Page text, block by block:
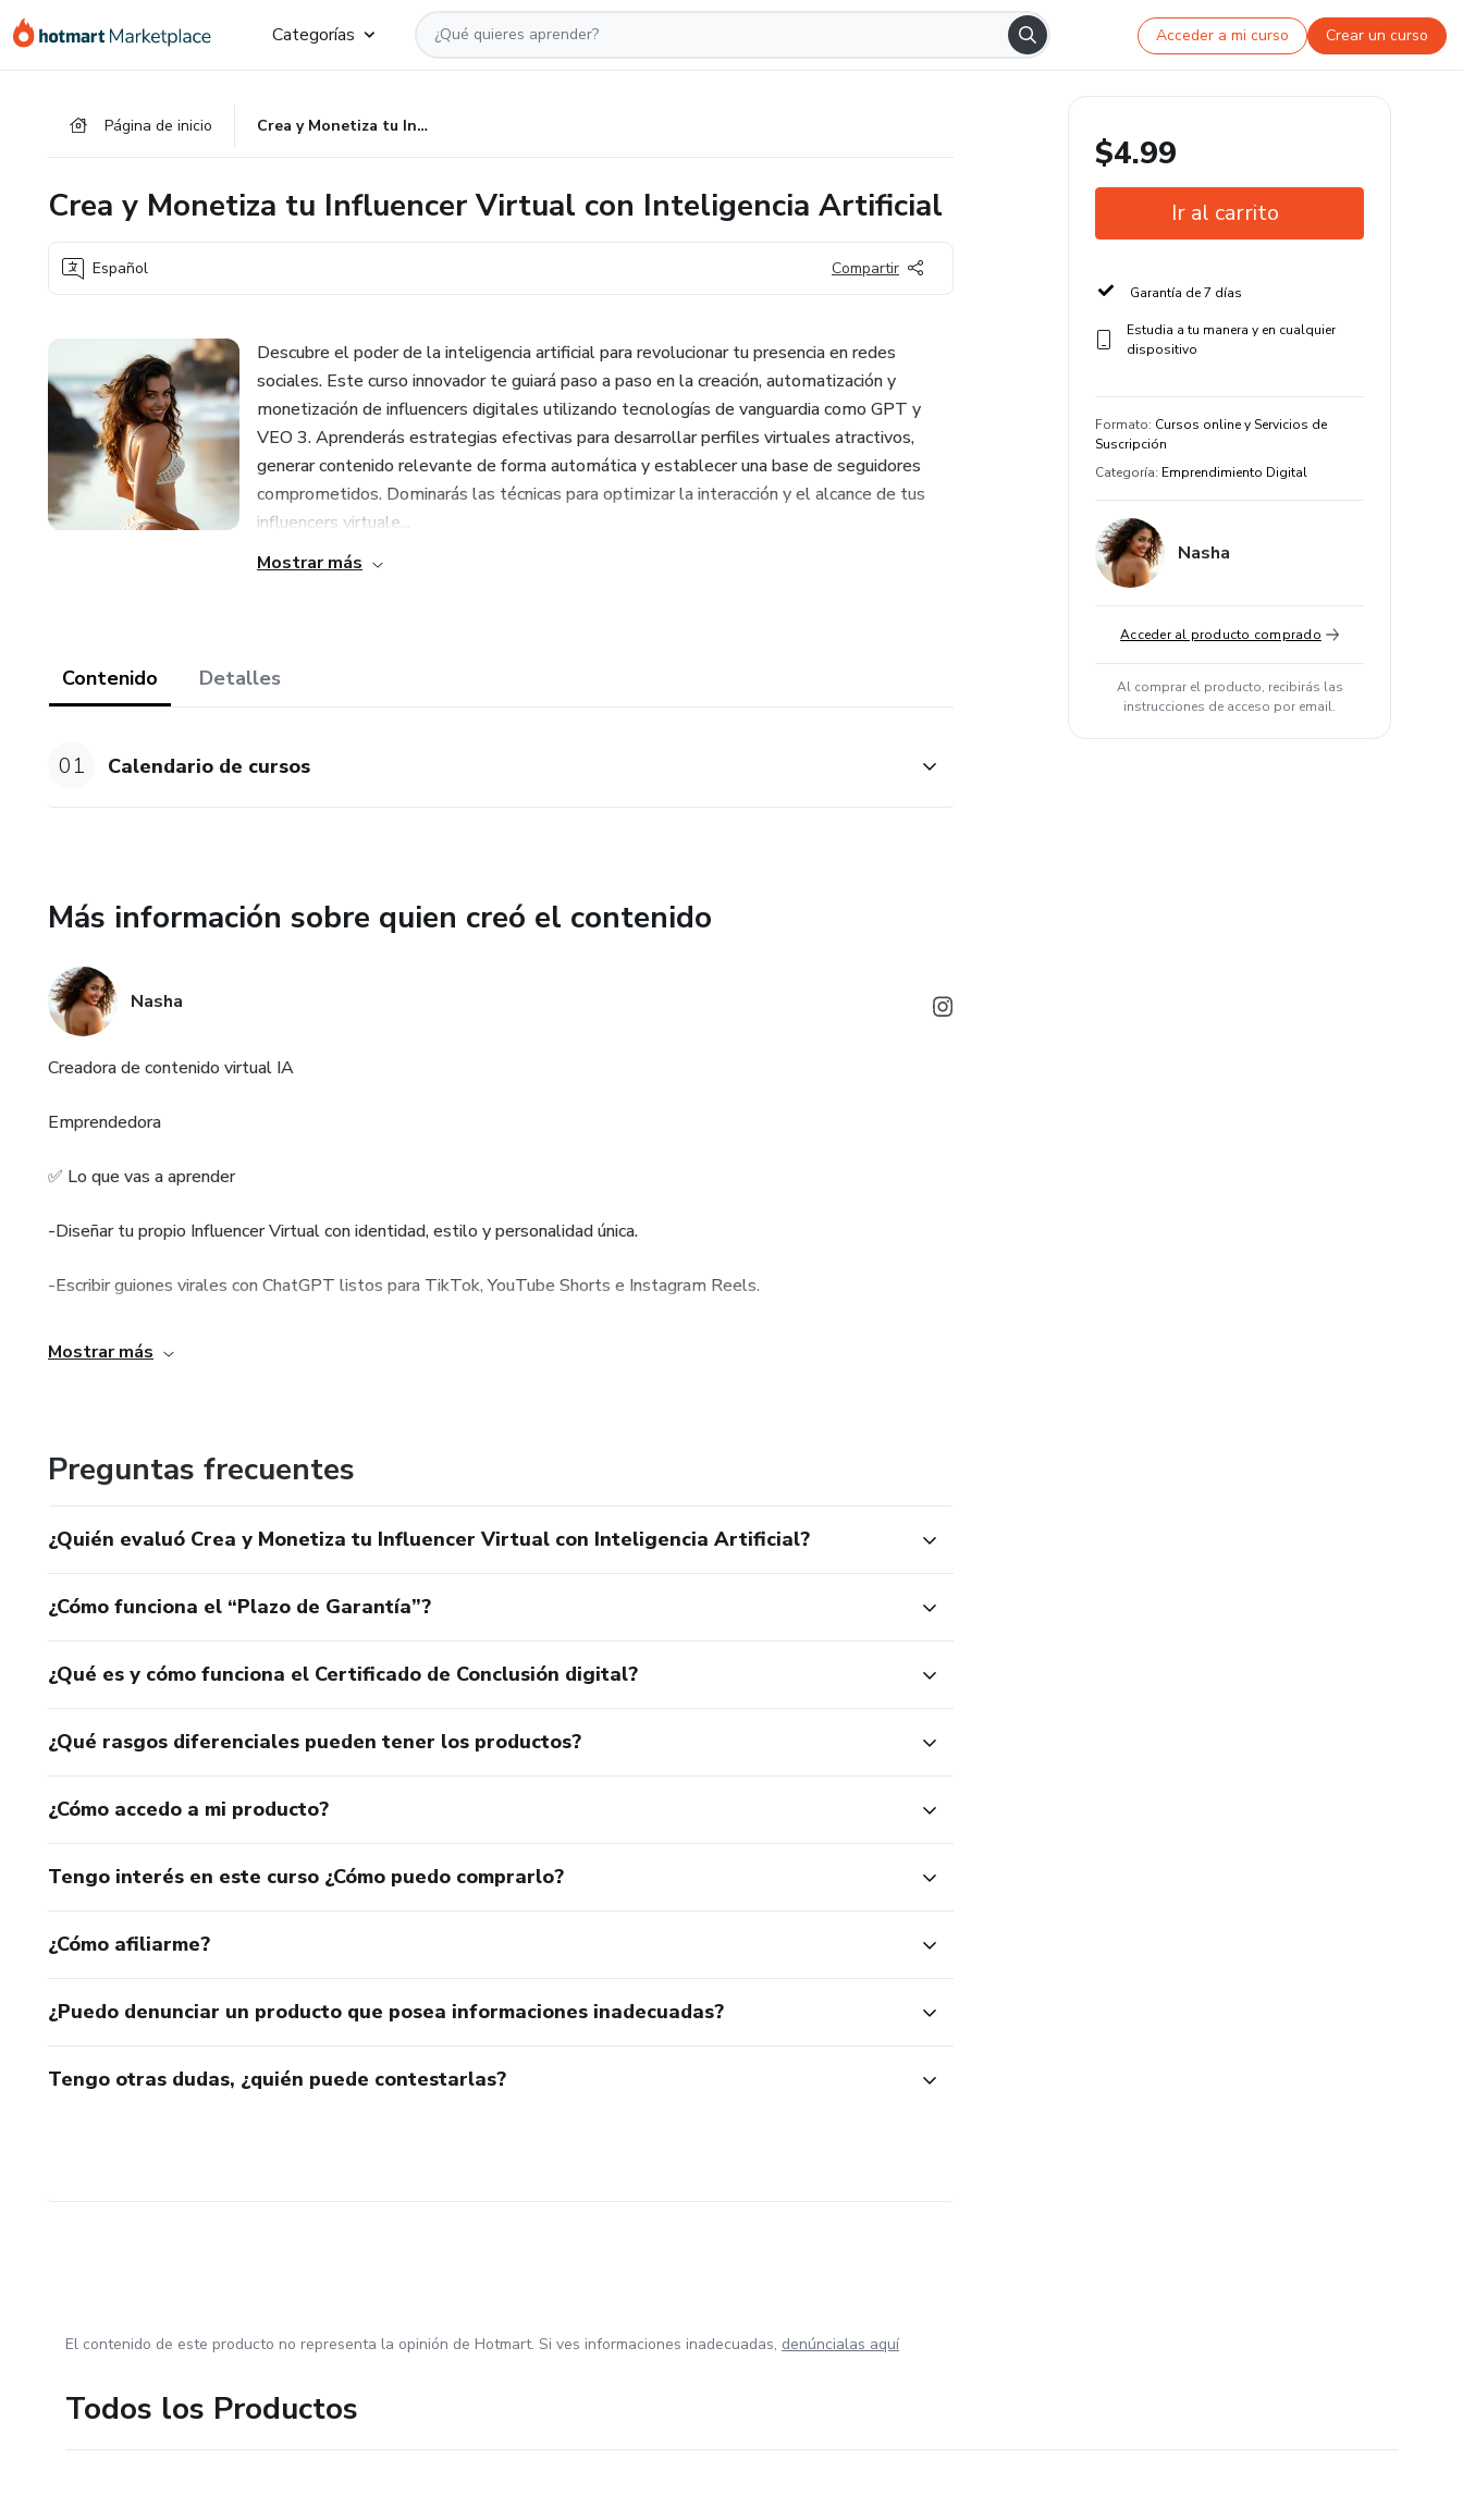
Categorías Acceder a mi curso Crear un curso
Página de inicio Crea y Monetiza tu Influencer Virtual con Inteligencia Artificial
Crea y Monetiza tu Influencer Virtual con Inteligencia Artificial
Español Compartir
Descubre el poder de la inteligencia artificial para revolucionar tu presencia en redes
sociales. Este curso innovador te guiará paso a paso en la creación, automatización y
monetización de influencers digitales utilizando tecnologías de vanguardia como GPT y
VEO 3. Aprenderás estrategias efectivas para desarrollar perfiles virtuales atractivos,
generar contenido relevante de forma automática y establecer una base de seguidores
comprometidos. Dominarás las técnicas para optimizar la interacción y el alcance de tus
influencers virtuale...
Mostrar más
Contenido Detalles
01 Calendario de cursos
Más información sobre quien creó el contenido
Nasha
Creadora de contenido virtual IA
Emprendedora
✅ Lo que vas a aprender
-Diseñar tu propio Influencer Virtual con identidad, estilo y personalidad única.
-Escribir guiones virales con ChatGPT listos para TikTok, YouTube Shorts e Instagram Reels.
-Producir videos realistas con Veo 3 en cuestión de minutos.
-Monetizar tu contenido desde cero, con estrategias probadas.
Escalar y automatizar tu marca para generar ingresos pasivos.
Mostrar más
Preguntas frecuentes
¿Quién evaluó Crea y Monetiza tu Influencer Virtual con Inteligencia Artificial?
¿Cómo funciona el “Plazo de Garantía”?
¿Qué es y cómo funciona el Certificado de Conclusión digital?
¿Qué rasgos diferenciales pueden tener los productos?
¿Cómo accedo a mi producto?
Tengo interés en este curso ¿Cómo puedo comprarlo?
¿Cómo afiliarme?
¿Puedo denunciar un producto que posea informaciones inadecuadas?
Tengo otras dudas, ¿quién puede contestarlas?
$4.99
Ir al carrito
Garantía de 7 días
Estudia a tu manera y en cualquier
dispositivo
Formato: Cursos online y Servicios de
Suscripción
Categoría: Emprendimiento Digital
Nasha
Acceder al producto comprado
Al comprar el producto, recibirás las
instrucciones de acceso por email.
El contenido de este producto no representa la opinión de Hotmart. Si ves informaciones inadecuadas, denúncialas aquí
Todos los Productos